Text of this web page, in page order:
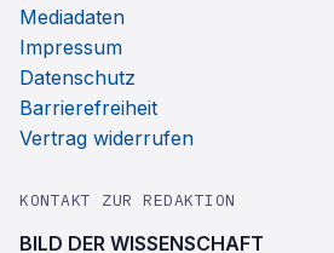
Mediadaten
Impressum
Datenschutz
Barrierefreiheit
Vertrag widerrufen
KONTAKT ZUR REDAKTION
BILD DER WISSENSCHAFT